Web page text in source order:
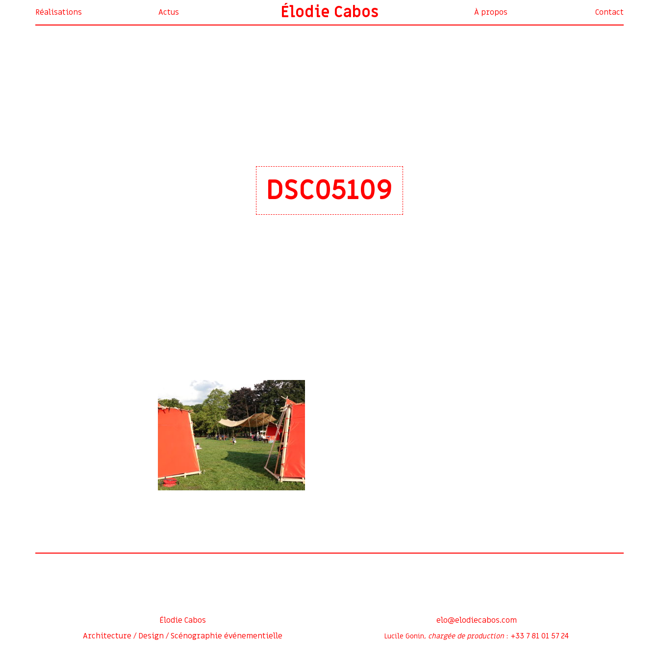
Réalisations Actus Élodie Cabos À propos Contact
DSC05109
Élodie Cabos
Architecture / Design / Scénographie événementielle
elo@elodiecabos.com
Lucile Gonin, chargée de production : +33 7 81 01 57 24